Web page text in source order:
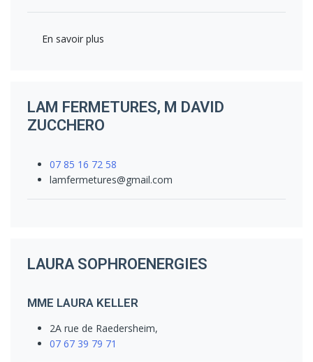
En savoir plus
LAM FERMETURES, M DAVID
ZUCCHERO
07 85 16 72 58
lamfermetures@gmail.com
LAURA SOPHROENERGIES
MME LAURA KELLER
2A rue de Raedersheim,
07 67 39 79 71